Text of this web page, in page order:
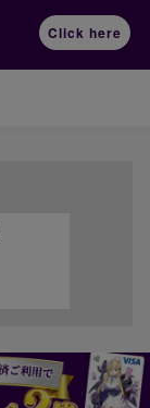
Click here